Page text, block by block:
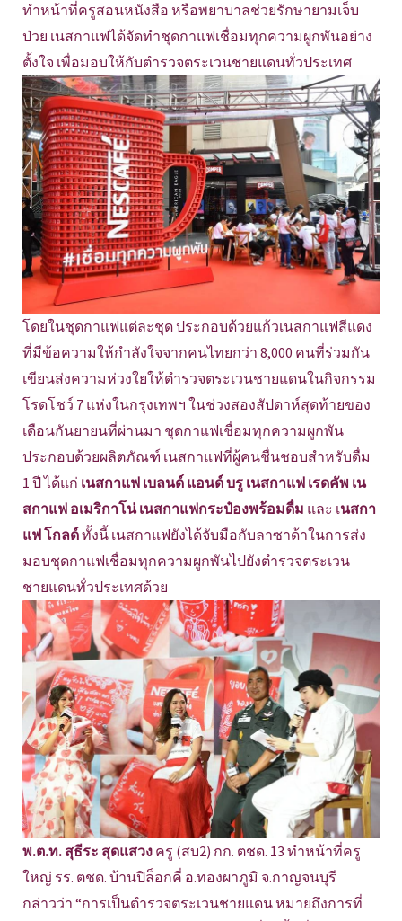
ทำหน้าที่ครูสอนหนังสือ หรือพยาบาลช่วยรักษายามเจ็บ
ป่วย เนสกาแฟได้จัดทำชุดกาแฟเชื่อมทุกความผูกพันอย่าง
ตั้งใจ เพื่อมอบให้กับตำรวจตระเวนชายแดนทั่วประเทศ
โดยในชุดกาแฟแต่ละชุด ประกอบด้วยแก้วเนสกาแฟสีแดง
ที่มีข้อความให้กำลังใจจากคนไทยกว่า 8,000 คนที่ร่วมกัน
เขียนส่งความห่วงใยให้ตำรวจตระเวนชายแดนในกิจกรรม
โรดโชว์ 7 แห่งในกรุงเทพฯ ในช่วงสองสัปดาห์สุดท้ายของ
เดือนกันยายนที่ผ่านมา ชุดกาแฟเชื่อมทุกความผูกพัน
ประกอบด้วยผลิตภัณฑ์ เนสกาแฟที่ผู้คนชื่นชอบสำหรับดื่ม
1 ปี ได้แก่ เนสกาแฟ เบลนด์ แอนด์ บรู เนสกาแฟ เรดคัพ เน
สกาแฟ อเมริกาโน่เนสกาแฟกระป๋องพร้อมดื่ม และ เนสกา
แฟ โกลด์ทั้งนี้ เนสกาแฟยังได้จับมือกับลาซาด้าในการส่ง
มอบชุดกาแฟเชื่อมทุกความผูกพันไปยังตำรวจตระเวน
ชายแดนทั่วประเทศด้วย
พ.ต.ท. สุธีระ สุดแสวง ครู (สบ2) กก. ตชด. 13 ทำหน้าที่ครู
ใหญ่ รร. ตชด. บ้านปิล็อกคี่ อ.ทองผาภูมิ จ.กาญจนบุรี
กล่าวว่า “การเป็นตำรวจตระเวนชายแดน หมายถึงการที่